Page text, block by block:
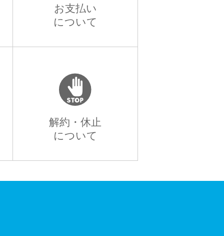
お支払い
について
解約・休止
について